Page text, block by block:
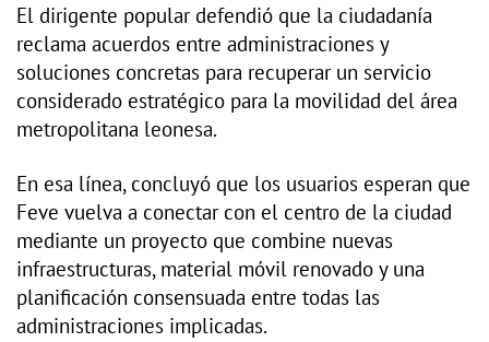
El dirigente popular defendió que la ciudadanía
reclama acuerdos entre administraciones y
soluciones concretas para recuperar un servicio
considerado estratégico para la movilidad del área
metropolitana leonesa.
En esa línea, concluyó que los usuarios esperan que
Feve vuelva a conectar con el centro de la ciudad
mediante un proyecto que combine nuevas
infraestructuras, material móvil renovado y una
planificación consensuada entre todas las
administraciones implicadas.